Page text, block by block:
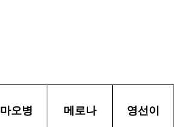
마오병 메로나 영선이